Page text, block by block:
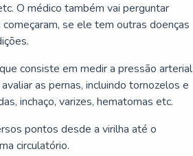
O médico também vai perguntar
se ele tem outras doenças
consiste em medir a pressão arterial
as pernas, incluindo tornozelos e
inchaço, varizes, hematomas etc.
pontos desde a virilha até o
circulatório.